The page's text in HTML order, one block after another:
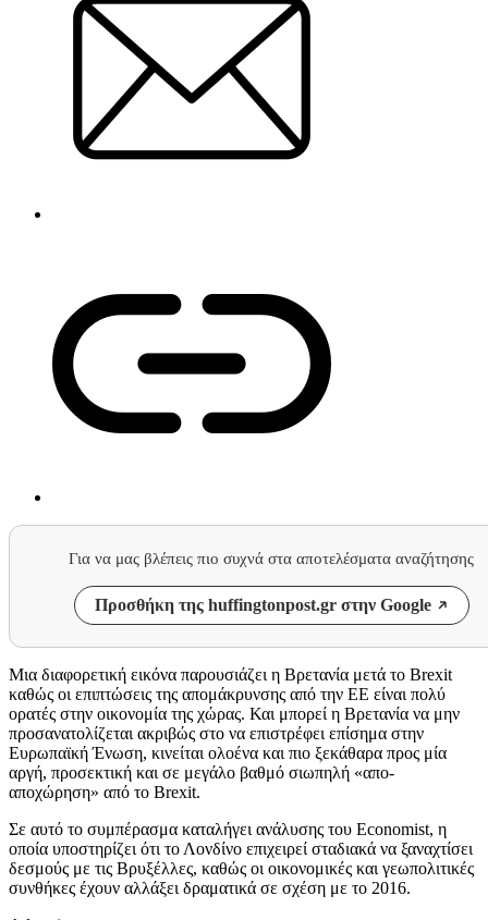
Για να μας βλέπεις πιο συχνά στα αποτελέσματα αναζήτησης
Προσθήκη της huffingtonpost.gr στην Google
Μια διαφορετική εικόνα παρουσιάζει η Βρετανία μετά το Brexit
καθώς οι επιπτώσεις της απομάκρυνσης από την ΕΕ είναι πολύ
ορατές στην οικονομία της χώρας. Και μπορεί η Βρετανία να μην
προσανατολίζεται ακριβώς στο να επιστρέφει επίσημα στην
Ευρωπαϊκή Ένωση, κινείται ολοένα και πιο ξεκάθαρα προς μία
αργή, προσεκτική και σε μεγάλο βαθμό σιωπηλή «απο-
αποχώρηση» από το Brexit.
Σε αυτό το συμπέρασμα καταλήγει ανάλυσης του Economist, η
οποία υποστηρίζει ότι το Λονδίνο επιχειρεί σταδιακά να ξαναχτίσει
δεσμούς με τις Βρυξέλλες, καθώς οι οικονομικές και γεωπολιτικές
συνθήκες έχουν αλλάξει δραματικά σε σχέση με το 2016.